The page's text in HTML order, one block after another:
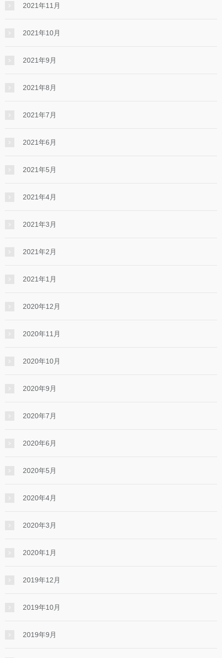
2021年11月
2021年10月
2021年9月
2021年8月
2021年7月
2021年6月
2021年5月
2021年4月
2021年3月
2021年2月
2021年1月
2020年12月
2020年11月
2020年10月
2020年9月
2020年7月
2020年6月
2020年5月
2020年4月
2020年3月
2020年1月
2019年12月
2019年10月
2019年9月